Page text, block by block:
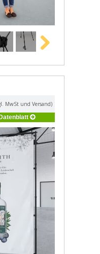
MwSt und Versand)